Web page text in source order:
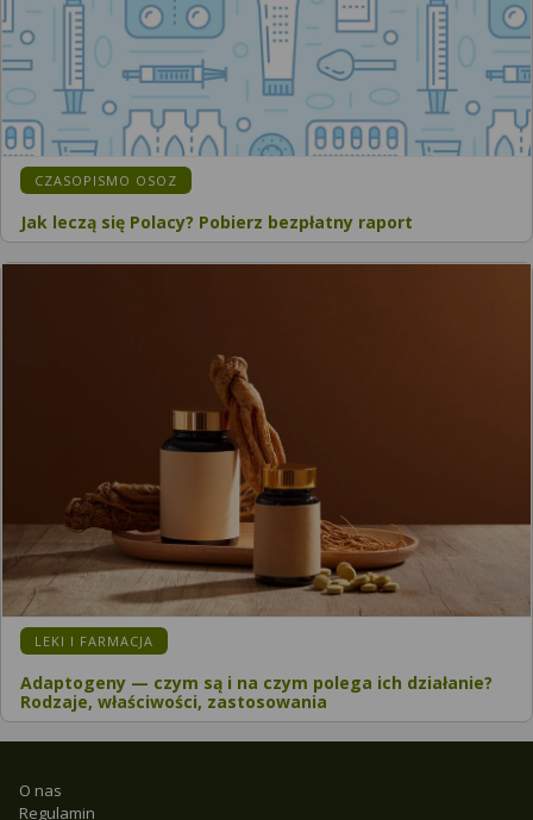
CZASOPISMO OSOZ
Jak leczą się Polacy? Pobierz bezpłatny raport
LEKI I FARMACJA
Adaptogeny — czym są i na czym polega ich działanie?
Rodzaje, właściwości, zastosowania
O nas
Regulamin